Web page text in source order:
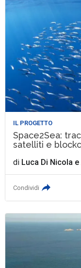
IL PROGETTO
Space2Sea:
satelliti e
di Luca Di Nicola e
Condividi